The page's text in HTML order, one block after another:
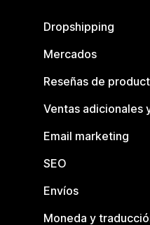
Dropshipping
Mercados
Reseñas de
Ventas adicionales
Email marketing
SEO
Envíos
Moneda y